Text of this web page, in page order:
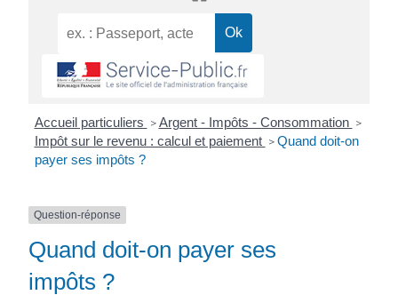
Accueil particuliers > Argent - Impôts - Consommation >
Impôt sur le revenu : calcul et paiement > Quand doit-on
payer ses impôts ?
Question-réponse
Quand doit-on payer ses
impôts ?